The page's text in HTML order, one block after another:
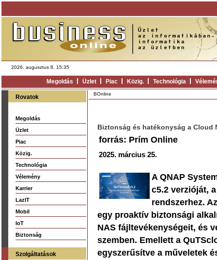
2026. augusztus 8. 15:35
Megoldás Üzlet Piac Közig. Technológia
Rovatok
Megoldás
Üzlet
Piac
Közig.
Technológia
Vélemény
Karrier
LazIT
Mobil
IoT
Biztonság
Szolgáltatások
BOnline
Biztonság és hatékonyság a Cloud
forrás: Prím Online
2025. március 25.
A QNAP
c5.2 verzióját,
rendszerhez.
egy proaktív biztonsági
NAS fájltevékenységeit, és
szemben. Emellett a
egyszerűsítve a műveletek